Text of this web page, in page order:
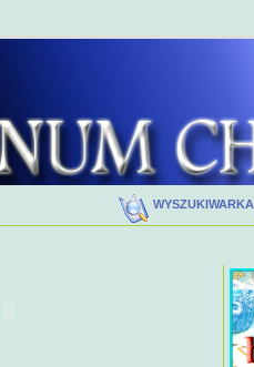
WYSZUKIWARKA